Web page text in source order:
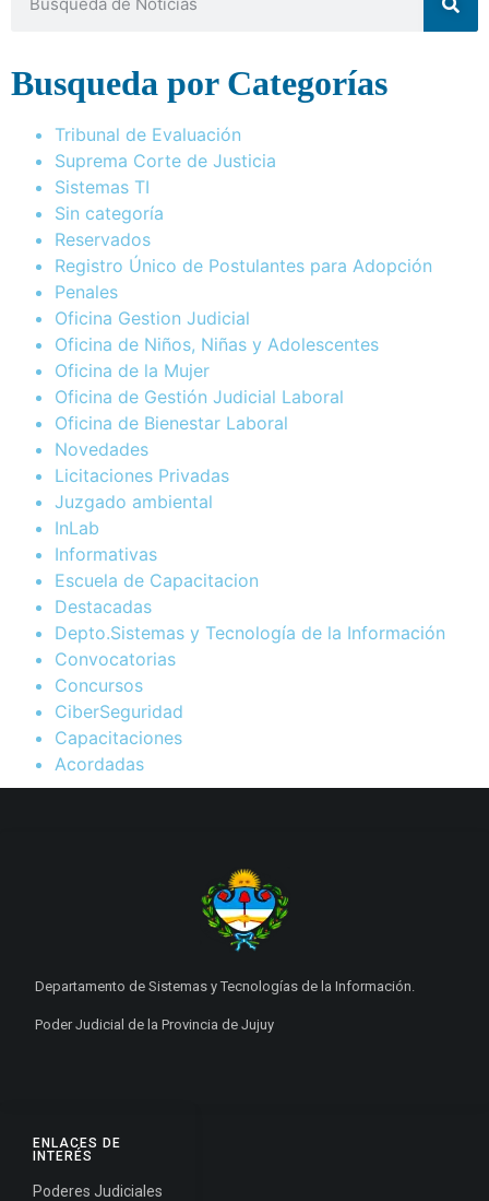
Busqueda por Categorías
Tribunal de Evaluación
Suprema Corte de Justicia
Sistemas TI
Sin categoría
Reservados
Registro Único de Postulantes para Adopción
Penales
Oficina Gestion Judicial
Oficina de Niños, Niñas y Adolescentes
Oficina de la Mujer
Oficina de Gestión Judicial Laboral
Oficina de Bienestar Laboral
Novedades
Licitaciones Privadas
Juzgado ambiental
InLab
Informativas
Escuela de Capacitacion
Destacadas
Depto.Sistemas y Tecnología de la Información
Convocatorias
Concursos
CiberSeguridad
Capacitaciones
Acordadas
ENLACES DE
INTERÉS
Poderes Judiciales
Departamento de Sistemas y Tecnologías de la Información.
Poder Judicial de la Provincia de Jujuy